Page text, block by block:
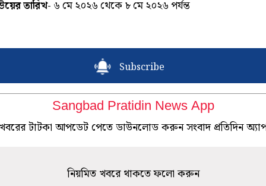
তারিখ- ৬ মে ২০২৬ থেকে ৮ মে ২০২৬ পর্যন্ত
Subscribe
Sangbad Pratidin News App
খবরের টাটকা আপডেট পেতে ডাউনলোড করুন সংবাদ প্রতিদিন
নিয়মিত খবরে থাকতে ফলো করুন